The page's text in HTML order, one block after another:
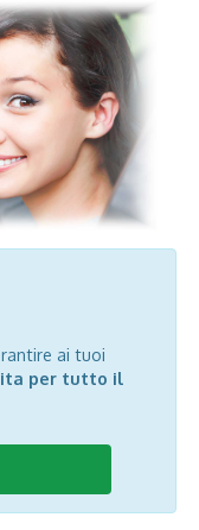
ai tuoi
per tutto il